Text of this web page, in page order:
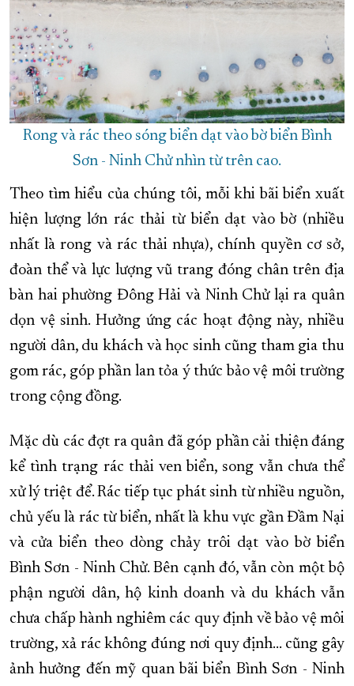
Rong và rác theo sóng biển dạt vào bờ biển Bình
Sơn - Ninh Chử nhìn từ trên cao.
Theo tìm hiểu của chúng tôi, mỗi khi bãi biển xuất
hiện lượng lớn rác thải từ biển dạt vào bờ (nhiều
nhất là rong và rác thải nhựa), chính quyền cơ sở,
đoàn thể và lực lượng vũ trang đóng chân trên địa
bàn hai phường Đông Hải và Ninh Chử lại ra quân
dọn vệ sinh. Hưởng ứng các hoạt động này, nhiều
người dân, du khách và học sinh cũng tham gia thu
gom rác, góp phần lan tỏa ý thức bảo vệ môi trường
trong cộng đồng.
Mặc dù các đợt ra quân đã góp phần cải thiện đáng
kể tình trạng rác thải ven biển, song vẫn chưa thể
xử lý triệt để. Rác tiếp tục phát sinh từ nhiều nguồn,
chủ yếu là rác từ biển, nhất là khu vực gần Đầm Nại
và cửa biển theo dòng chảy trôi dạt vào bờ biển
Bình Sơn - Ninh Chử. Bên cạnh đó, vẫn còn một bộ
phận người dân, hộ kinh doanh và du khách vẫn
chưa chấp hành nghiêm các quy định về bảo vệ môi
trường, xả rác không đúng nơi quy định... cũng gây
ảnh hưởng đến mỹ quan bãi biển Bình Sơn - Ninh